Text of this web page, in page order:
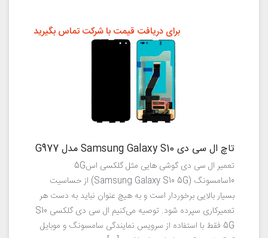
تاچ ال سی دی Samsung Galaxy S10 مدل G977
تعمیر ال سی دی گوشی هایی مثل گلکسی اس5G
10سامسونگ (Samsung Galaxy S10 5G) از حساسیت
بسیار بالایی برخوردار است و به هیچ عنوان نباید به دست هر
تعمیرکاری سپرده شود. توصیه می‌کنیم ال سی دی گلکسی S10
5G فقط با استفاده از سرویس نمایندگی سامسونگ و موبایل
برای دریافت قیمت با شرکت تماس بگیرید